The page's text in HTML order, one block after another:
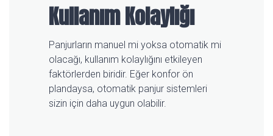
Kullanım Kolaylığı
Panjurların manuel mi yoksa otomatik mi
olacağı, kullanım kolaylığını etkileyen
faktörlerden biridir. Eğer konfor ön
plandaysa, otomatik panjur sistemleri
sizin için daha uygun olabilir.